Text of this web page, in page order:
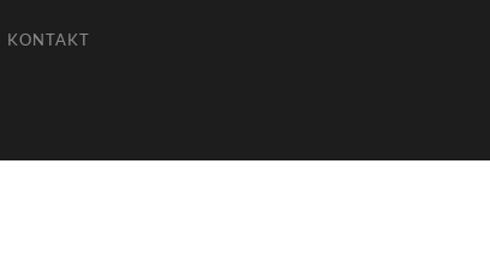
KONTAKT